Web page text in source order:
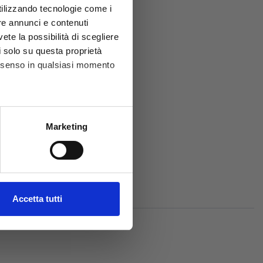
tecnologie come i
annunci e contenuti
la possibilità di scegliere
su questa proprietà
in qualsiasi momento
metro,
dettagli . Puoi
e per analizzare il
Marketing
Accetta tutti